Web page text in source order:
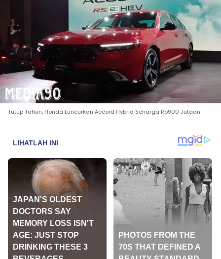
Tutup Tahun, Honda Luncurkan Accord Hybrid Seharga Rp900 Jutaan